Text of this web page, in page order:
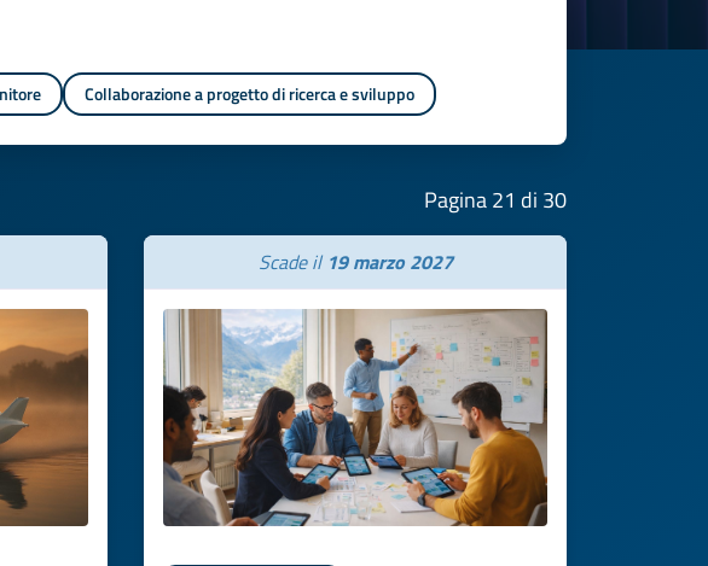
Collaborazione a progetto di ricerca e sviluppo
Pagina 21 di 30
Scade il 19 marzo 2027